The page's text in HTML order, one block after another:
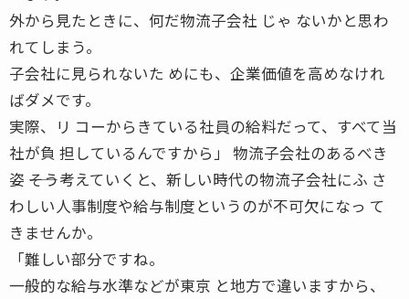
外から見たときに、何だ物流子会社 じゃ ないかと思わ
れてしまう。
子会社に見られないた めにも、企業価値を高めなけれ
ばダメです。
実際、リ コーからきている社員の給料だって、すべて当
社が負 担しているんですから」 物流子会社のあるべき
姿 ――そう考えていくと、新しい時代の物流子会社にふ さ
わしい人事制度や給与制度というのが不可欠になっ て
きませんか。
「難しい部分ですね。
一般的な給与水準などが東京 と地方で違いますから、